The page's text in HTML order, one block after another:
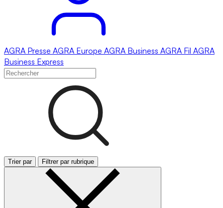
AGRA Presse AGRA Europe AGRA Business AGRA Fil AGRA
Business Express
Trier par Filtrer par rubrique